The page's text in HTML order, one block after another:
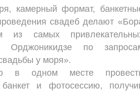
камерный формат,
свадеб делают
из самых
Орджоникидзе по
у моря».
в одном месте
банкет и фотосессию,